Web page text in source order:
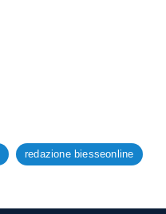
redazione biesseonline